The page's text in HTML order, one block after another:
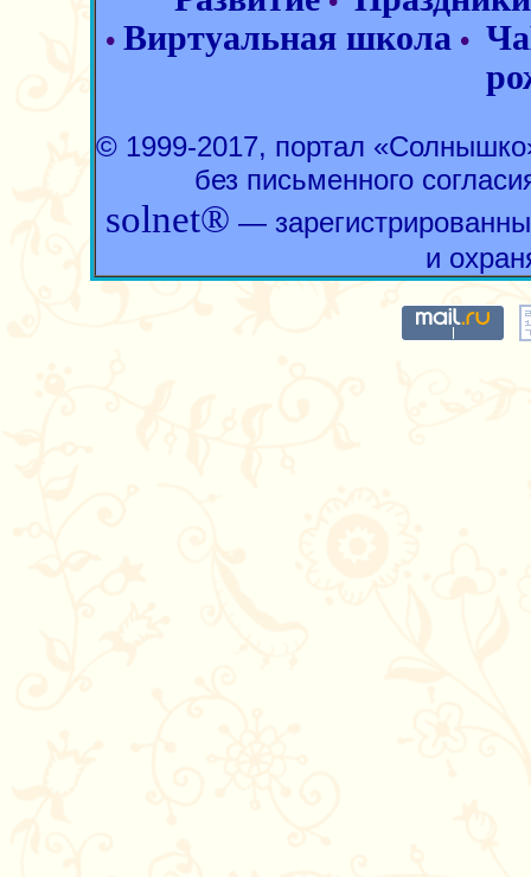
• Виртуальная школа •
© 1999-2017, портал
без письменного
solnet® —
и